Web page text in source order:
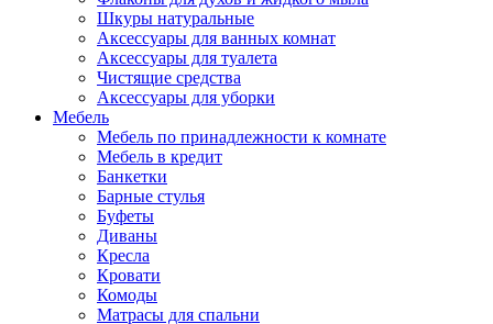
Шкуры натуральные
Аксессуары для ванных комнат
Аксессуары для туалета
Чистящие средства
Аксессуары для уборки
Мебель
Мебель по принадлежности к комнате
Мебель в кредит
Банкетки
Барные стулья
Буфеты
Диваны
Кресла
Кровати
Комоды
Матрасы для спальни